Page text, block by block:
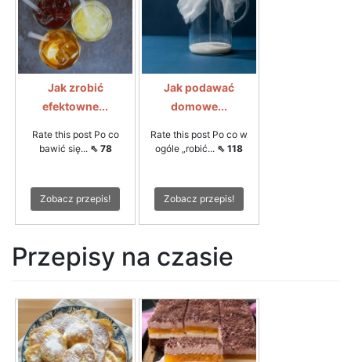
Jak zrobić
efektowne...
Rate this post Po co
bawić się... ⇖ 78
Zobacz przepis!
Jak podawać
domowe...
Rate this post Po co w
ogóle „robić... ⇖ 118
Zobacz przepis!
Przepisy na czasie